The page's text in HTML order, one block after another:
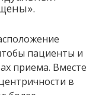
пациенты и
приема. Вместе
в